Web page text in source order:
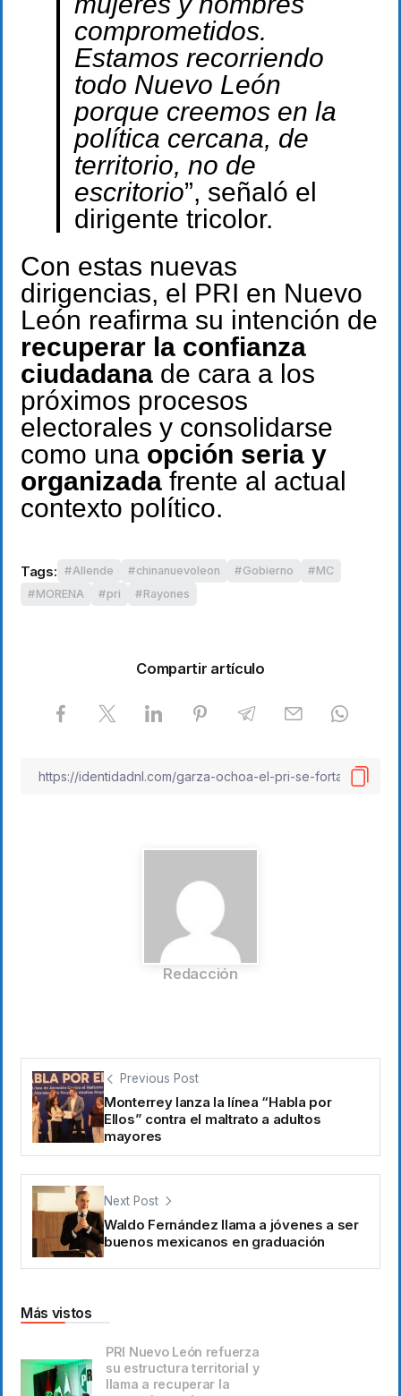
comprometidos.
Estamos recorriendo
todo Nuevo León
porque creemos en la
política cercana, de
territorio, no de
escritorio”, señaló el
dirigente tricolor.
Con estas nuevas
dirigencias, el PRI en Nuevo
León reafirma su intención de
recuperar la confianza
ciudadana de cara a los
próximos procesos
electorales y consolidarse
como una opción seria y
organizada frente al actual
contexto político.
Tags: Allende chinanuevoleon Gobierno
MC
MORENA
pri Rayones
Compartir artículo
Redacción
Previous Post
Monterrey lanza la línea “Habla por
Ellos” contra el maltrato a adultos
mayores
Next Post
Waldo Fernández llama a jóvenes a ser
buenos mexicanos en graduación
Más vistos
PRI Nuevo León refuerza
su estructura territorial y
llama a recuperar la